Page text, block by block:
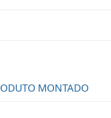
MONTADO